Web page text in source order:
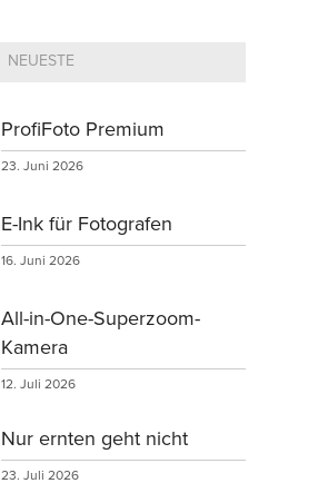
NEUESTE
ProfiFoto Premium
23. Juni 2026
E-Ink für Fotografen
16. Juni 2026
All-in-One-Superzoom-
Kamera
12. Juli 2026
Nur ernten geht nicht
23. Juli 2026